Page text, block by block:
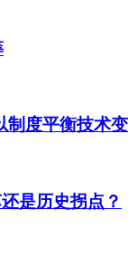
度平衡技术
是历史拐点？